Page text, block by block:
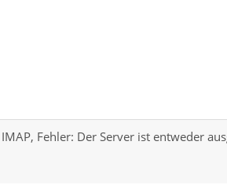
Fehler: Der Server ist entweder